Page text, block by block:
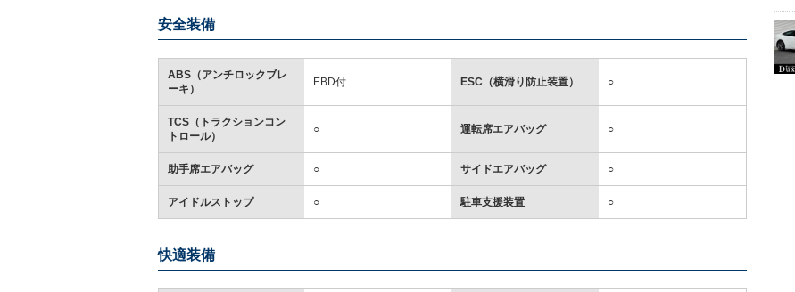
安全装備
ABS（アンチロックブレ
ーキ）
EBD付 ESC（横滑り防止装置） ○
TCS（トラクションコン
トロール）
○ 運転席エアバッグ ○
助手席エアバッグ ○ サイドエアバッグ ○
アイドルストップ ○ 駐車支援装置 ○
快適装備